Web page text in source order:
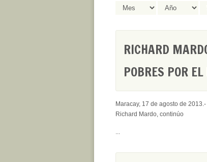
RICHARD
POBRES POR
Maracay, 17 de agosto de
Richard Mardo, continúo
...